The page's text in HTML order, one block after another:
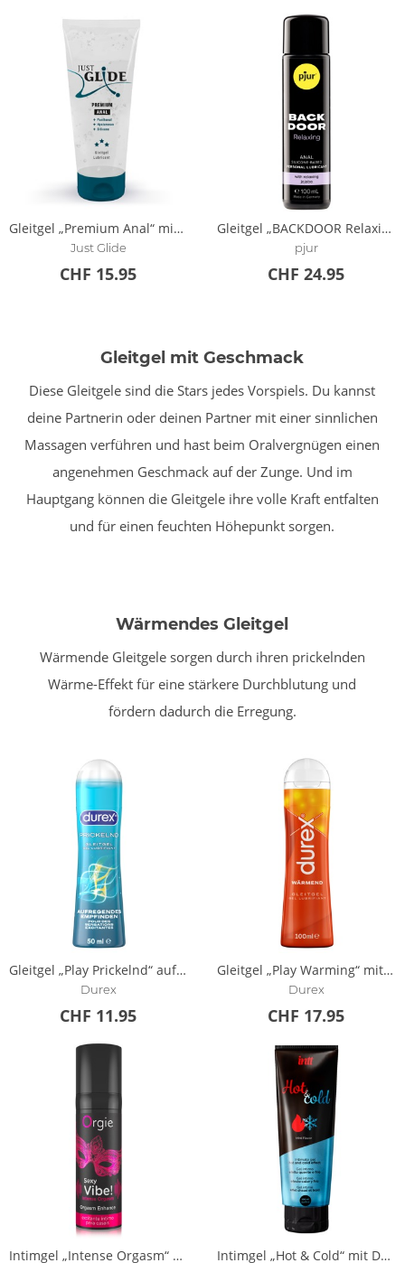
Gleitgel „Premium Anal“ mit Silikon-Öl
Just Glide
CHF 15.95
Gleitgel „BACKDOOR Relaxing“ auf Silikonbasis
pjur
CHF 24.95
Gleitgel mit Geschmack
Diese Gleitgele sind die Stars jedes Vorspiels. Du kannst
deine Partnerin oder deinen Partner mit einer sinnlichen
Massagen verführen und hast beim Oralvergnügen einen
angenehmen Geschmack auf der Zunge. Und im
Hauptgang können die Gleitgele ihre volle Kraft entfalten
und für einen feuchten Höhepunkt sorgen.
Wärmendes Gleitgel
Wärmende Gleitgele sorgen durch ihren prickelnden
Wärme-Effekt für eine stärkere Durchblutung und
fördern dadurch die Erregung.
Gleitgel „Play Prickelnd“ auf Wasserbasis
Durex
CHF 11.95
Gleitgel „Play Warming“ mit Wärme-Effekt
Durex
CHF 17.95
Intimgel „Intense Orgasm“ mit Warming- und Cooling-Effekt Intimgel „Hot & Cold“ mit Doppeleffekt